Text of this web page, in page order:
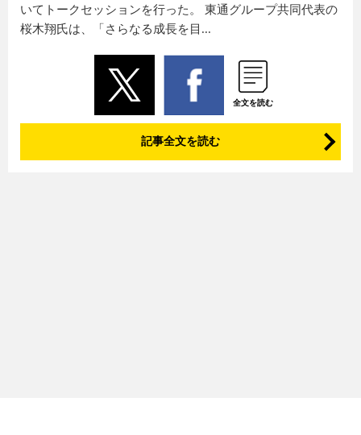
いてトークセッションを行った。 東通グループ共同代表の
桜木翔氏は、「さらなる成長を目...
全文を読む
記事全文を読む